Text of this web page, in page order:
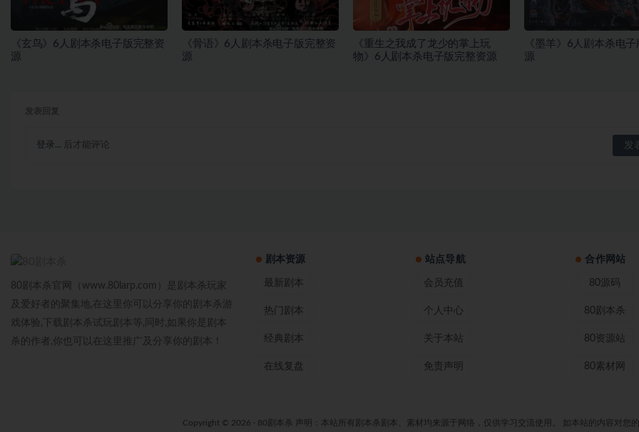
《玄鸟》6人剧本杀电子版完整资
源
《骨语》6人剧本杀电子版完整资
源
《重生之我成了龙少的掌上玩
物》6人剧本杀电子版完整资源
《墨羊》6人剧本杀电
源
登录... 后才能评论
80剧本杀官网（www.80larp.com）是剧本杀玩家
及爱好者的聚集地,在这里你可以分享你的剧本杀游
戏体验,下载剧本杀试玩剧本等,同时,如果你是剧本
杀的作者,你也可以在这里推广及分享你的剧本！
剧本资源
最新剧本
热门剧本
经典剧本
在线复盘
站点导航
会员充值
个人中心
关于本站
免责声明
合作网站
80源码
80剧本杀
80资源站
80素材网
Copyright © 2026 · 80剧本杀 声明：本站所有剧本杀剧本、素材均来源于网络，仅供学习交流使用。 如本站的内容对您